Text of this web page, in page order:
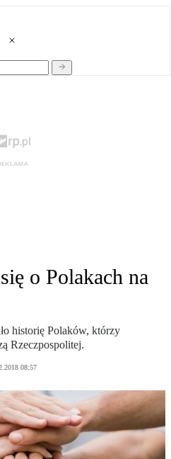
o Polakach na
historię Polaków, którzy
Rzeczpospolitej.
08:57